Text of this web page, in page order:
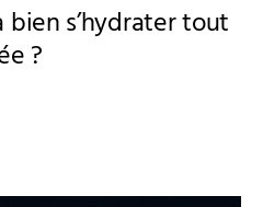
s’hydrater tout
?